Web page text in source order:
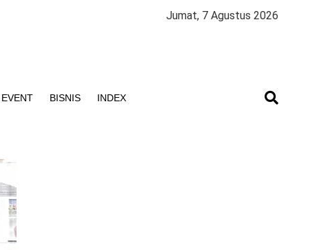
Jumat, 7 Agustus 2026
EVENT BISNIS INDEX